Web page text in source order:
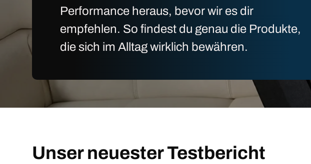
Performance heraus, bevor wir es dir
empfehlen. So findest du genau die Produkte,
die sich im Alltag wirklich bewähren.
Unser neuester Testbericht